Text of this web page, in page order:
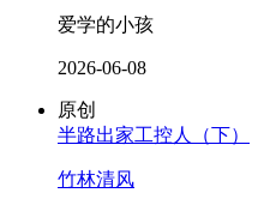
爱学的小孩
2026-06-08
原创
半路出家工控人（下）
竹林清风